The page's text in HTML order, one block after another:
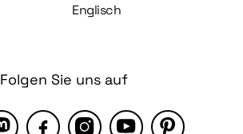
Englisch
Folgen Sie uns auf